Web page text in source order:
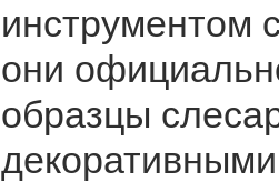
инструментом
они
образцы